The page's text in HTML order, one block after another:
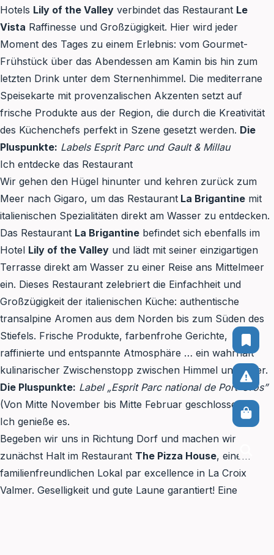
Hotels Lily of the Valley verbindet das Restaurant Le
Vista Raffinesse und Großzügigkeit. Hier wird jeder
Moment des Tages zu einem Erlebnis: vom Gourmet-
Frühstück über das Abendessen am Kamin bis hin zum
letzten Drink unter dem Sternenhimmel. Die mediterrane
Speisekarte mit provenzalischen Akzenten setzt auf
frische Produkte aus der Region, die durch die Kreativität
des Küchenchefs perfekt in Szene gesetzt werden. Die
Pluspunkte: Labels Esprit Parc und Gault & Millau
Ich entdecke das Restaurant
Wir gehen den Hügel hinunter und kehren zurück zum
Meer nach Gigaro, um das Restaurant La Brigantine mit
italienischen Spezialitäten direkt am Wasser zu entdecken.
Das Restaurant La Brigantine befindet sich ebenfalls im
Hotel Lily of the Valley und lädt mit seiner einzigartigen
Terrasse direkt am Wasser zu einer Reise ans Mittelmeer
ein. Dieses Restaurant zelebriert die Einfachheit und
Großzügigkeit der italienischen Küche: authentische
transalpine Aromen aus dem Norden bis zum Süden des
Stiefels. Frische Produkte, farbenfrohe Gerichte,
raffinierte und entspannte Atmosphäre … ein wahrhaft
kulinarischer Zwischenstopp zwischen Himmel und Meer.
Die Pluspunkte: Label „Esprit Parc national de Port-Cros”
(Von Mitte November bis Mitte Februar geschlossen)
Ich genieße es.
Begeben wir uns in Richtung Dorf und machen wir
zunächst Halt im Restaurant The Pizza House, einem
familienfreundlichen Lokal par excellence in La Croix
Valmer. Geselligkeit und gute Laune garantiert! Eine